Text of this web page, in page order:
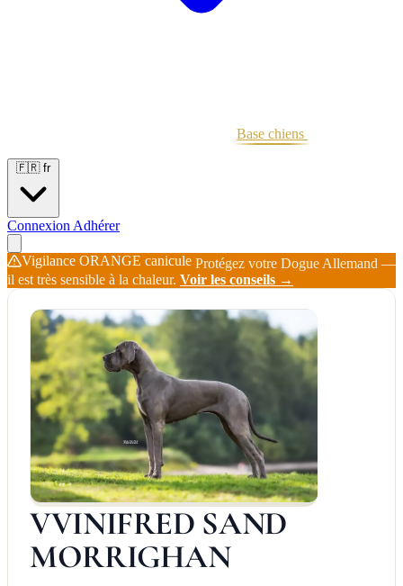
Base chiens
🇫🇷 fr
Connexion Adhérer
Vigilance ORANGE canicule Protégez votre Dogue Allemand —
il est très sensible à la chaleur. Voir les conseils →
VVINIFRED SAND
MORRIGHAN